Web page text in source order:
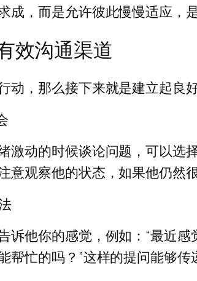
成，而是允许彼此慢慢适应，
效沟通渠道
动，那么接下来就是建立起良
激动的时候谈论问题，可以选
意观察他的状态，如果他仍然
诉他你的感觉，例如：“最近
帮忙的吗？”这样的提问能够传